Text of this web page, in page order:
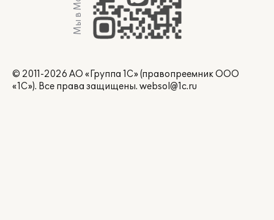
Мы в Max
© 2011-2026 АО «Группа 1С» (правопреемник ООО
«1С»). Все права защищены. websol@1c.ru